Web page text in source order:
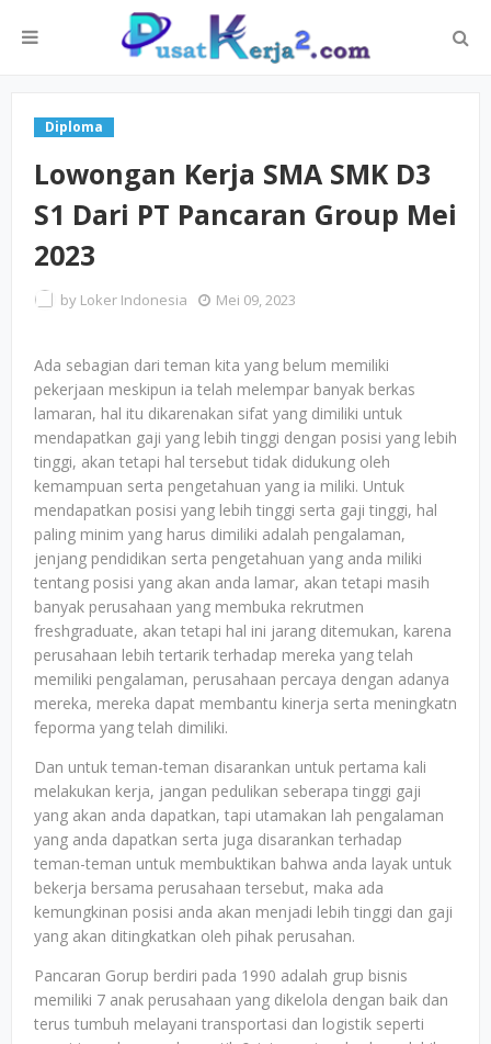
Diploma
Lowongan Kerja SMA SMK D3
S1 Dari PT Pancaran Group Mei
2023
by Loker Indonesia Mei 09, 2023
Ada sebagian dari teman kita yang belum memiliki
pekerjaan meskipun ia telah melempar banyak berkas
lamaran, hal itu dikarenakan sifat yang dimiliki untuk
mendapatkan gaji yang lebih tinggi dengan posisi yang lebih
tinggi, akan tetapi hal tersebut tidak didukung oleh
kemampuan serta pengetahuan yang ia miliki. Untuk
mendapatkan posisi yang lebih tinggi serta gaji tinggi, hal
paling minim yang harus dimiliki adalah pengalaman,
jenjang pendidikan serta pengetahuan yang anda miliki
tentang posisi yang akan anda lamar, akan tetapi masih
banyak perusahaan yang membuka rekrutmen
freshgraduate, akan tetapi hal ini jarang ditemukan, karena
perusahaan lebih tertarik terhadap mereka yang telah
memiliki pengalaman, perusahaan percaya dengan adanya
mereka, mereka dapat membantu kinerja serta meningkatn
feporma yang telah dimiliki.
Dan untuk teman-teman disarankan untuk pertama kali
melakukan kerja, jangan pedulikan seberapa tinggi gaji
yang akan anda dapatkan, tapi utamakan lah pengalaman
yang anda dapatkan serta juga disarankan terhadap
teman-teman untuk membuktikan bahwa anda layak untuk
bekerja bersama perusahaan tersebut, maka ada
kemungkinan posisi anda akan menjadi lebih tinggi dan gaji
yang akan ditingkatkan oleh pihak perusahan.
Pancaran Gorup berdiri pada 1990 adalah grup bisnis
memiliki 7 anak perusahaan yang dikelola dengan baik dan
terus tumbuh melayani transportasi dan logistik seperti